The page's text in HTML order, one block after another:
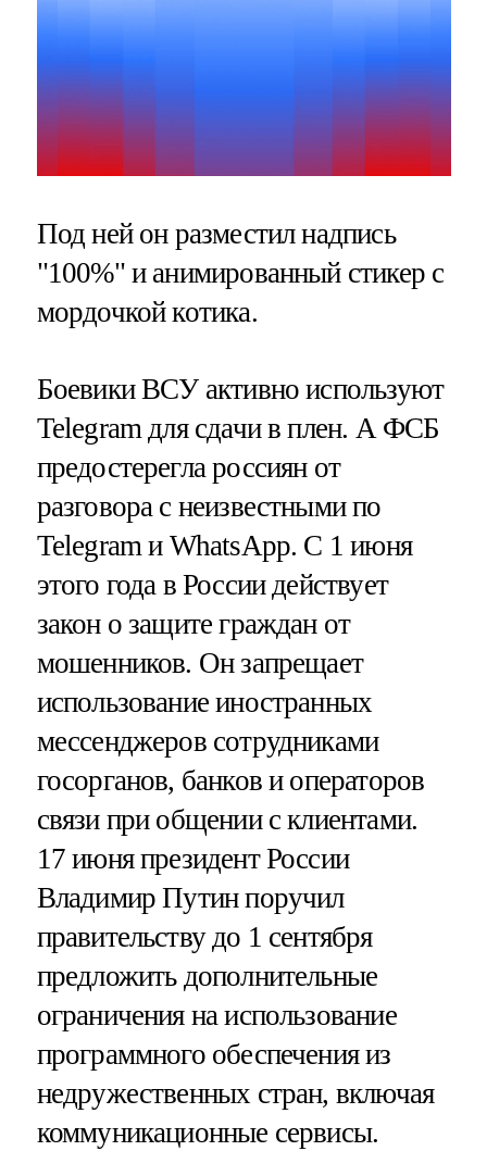
Под ней он разместил надпись
"100%" и анимированный стикер с
мордочкой котика.
Боевики ВСУ активно используют
Telegram для сдачи в плен. А ФСБ
предостерегла россиян от
разговора с неизвестными по
Telegram и WhatsApp. С 1 июня
этого года в России действует
закон о защите граждан от
мошенников. Он запрещает
использование иностранных
мессенджеров сотрудниками
госорганов, банков и операторов
связи при общении с клиентами.
17 июня президент России
Владимир Путин поручил
правительству до 1 сентября
предложить дополнительные
ограничения на использование
программного обеспечения из
недружественных стран, включая
коммуникационные сервисы.